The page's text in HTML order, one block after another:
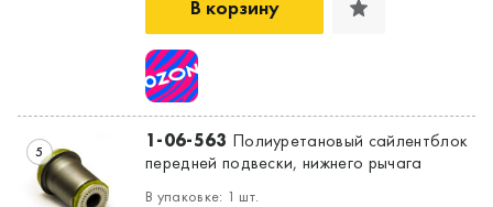
В корзину
5 1-06-563 Полиуретановый сайлентблок
передней подвески, нижнего рычага
В упаковке: 1 шт.